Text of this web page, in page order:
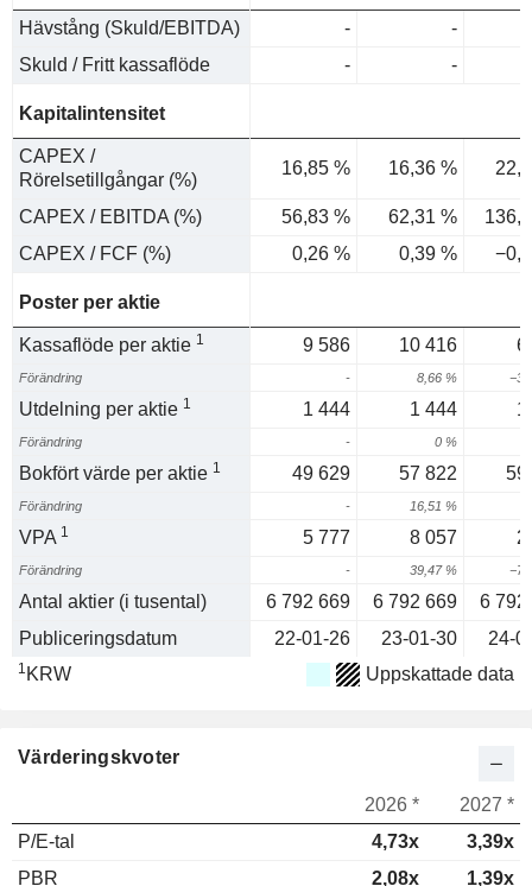
Hävstång (Skuld/EBITDA) -
-
Skuld / Fritt kassaflöde
- -
Kapitalintensitet
CAPEX /
Rörelsetillgångar (%)
16,85 % 16,36 %
CAPEX / EBITDA (%) 56,83 % 62,31 %
CAPEX / FCF (%)
0,26 % 0,39 %
Poster per aktie
Kassaflöde per aktie 1 9 586 10 416 6
Förändring - 8,66 %
Utdelning per aktie 1 1 444 1 444 1
Förändring - 0 %
Bokfört värde per aktie 1 49 629 57 822 59
Förändring - 16,51 %
VPA 1 5 777 8 057 2
Förändring - 39,47 %
Antal aktier (i tusental) 6 792 669 6 792 669
6 792
Publiceringsdatum
22-01-26 23-01-30 24-
1 KRW Uppskattade data
Värderingskvoter
2026 *
2027 *
P/E-tal
4,73x
3,39x
PBR
2,08x 1,39x